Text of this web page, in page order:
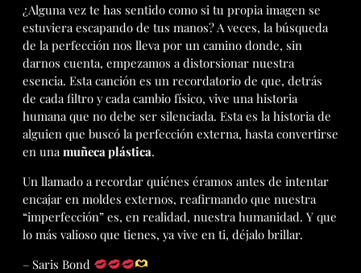
¿Alguna vez te has sentido como si tu propia imagen se
estuviera escapando de tus manos? A veces, la búsqueda
de la perfección nos lleva por un camino donde, sin
darnos cuenta, empezamos a distorsionar nuestra
esencia. Esta canción es un recordatorio de que, detrás
de cada filtro y cada cambio físico, vive una historia
humana que no debe ser silenciada. Esta es la historia de
alguien que buscó la perfección externa, hasta convertirse
en una muñeca plástica.
Un llamado a recordar quiénes éramos antes de intentar
encajar en moldes externos, reafirmando que nuestra
“imperfección” es, en realidad, nuestra humanidad. Y que
lo más valioso que tienes, ya vive en ti, déjalo brillar.
– Saris Bond